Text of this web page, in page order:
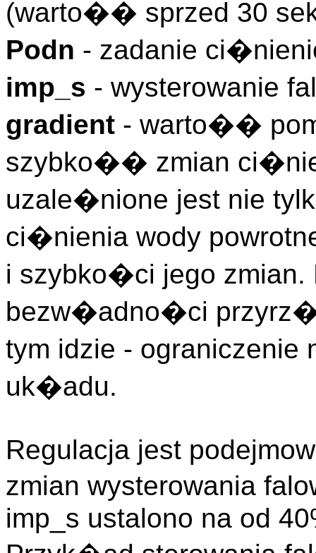
(warto�� sprzed 30
Podn - zadanie
imp_s - wysterowanie
gradient - warto��
szybko�� zmian
uzale�nione jest nie
ci�nienia wody
i szybko�ci jego
bezw�adno�ci
tym idzie -
uk�adu.
Regulacja jest
zmian wysterowania
imp_s ustalono na od